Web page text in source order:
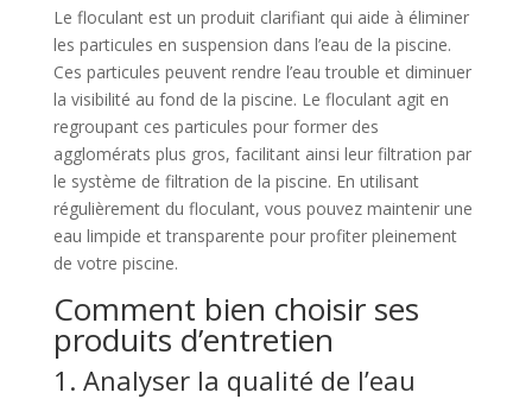
Le floculant est un produit clarifiant qui aide à éliminer
les particules en suspension dans l’eau de la piscine.
Ces particules peuvent rendre l’eau trouble et diminuer
la visibilité au fond de la piscine. Le floculant agit en
regroupant ces particules pour former des
agglomérats plus gros, facilitant ainsi leur filtration par
le système de filtration de la piscine. En utilisant
régulièrement du floculant, vous pouvez maintenir une
eau limpide et transparente pour profiter pleinement
de votre piscine.
Comment bien choisir ses
produits d’entretien
1. Analyser la qualité de l’eau